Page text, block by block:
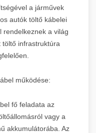
a járművek
autók töltő kábelei
rendelkeznek a világ
töltő infrastruktúra
működése:
fő feladata az
vagy a
akkumulátorába. Az